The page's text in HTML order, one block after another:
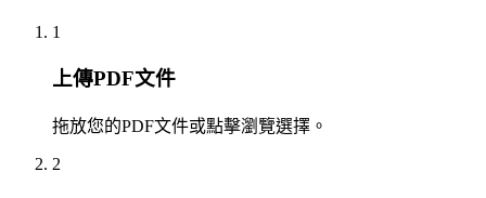
1
上傳PDF文件
拖放您的PDF文件或點擊瀏覽選擇。
2